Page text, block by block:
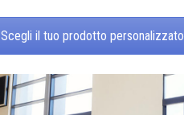
Scegli il tuo prodotto personalizzato